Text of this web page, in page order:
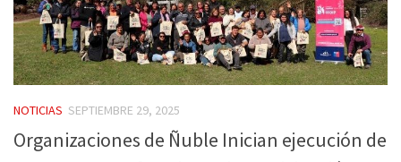
NOTICIAS SEPTIEMBRE 29, 2025
Organizaciones de Ñuble Inician ejecución de